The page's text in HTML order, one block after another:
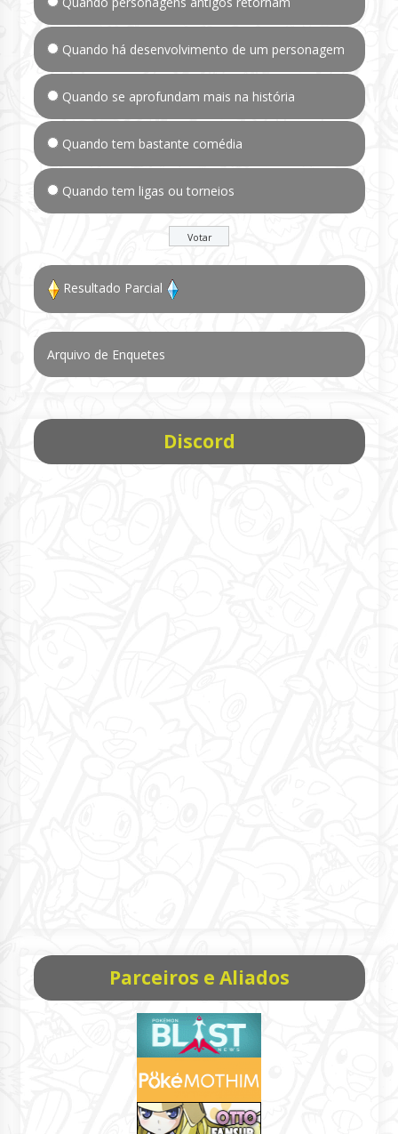
Quando há desenvolvimento de um personagem
Quando se aprofundam mais na história
Quando tem bastante comédia
Quando tem ligas ou torneios
Resultado Parcial
Arquivo de Enquetes
Discord
Parceiros e Aliados